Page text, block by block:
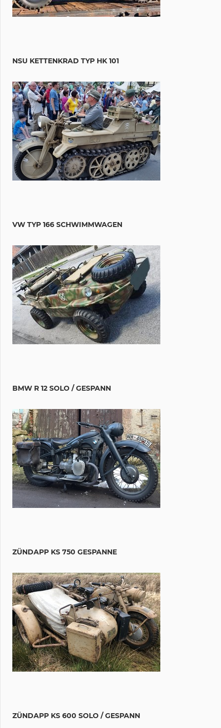
NSU KETTENKRAD TYP HK 101
VW TYP 166 SCHWIMMWAGEN
BMW R 12 SOLO / GESPANN
ZÜNDAPP KS 750 GESPANNE
ZÜNDAPP KS 600 SOLO / GESPANN